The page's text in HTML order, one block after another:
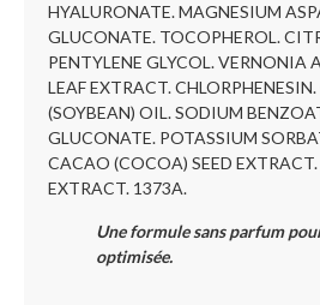
HYALURONATE. MAGNESIUM
GLUCONATE. TOCOPHEROL.
PENTYLENE GLYCOL. VERNONIA
LEAF EXTRACT.
(SOYBEAN) OIL. SODIUM
GLUCONATE. POTASSIUM
CACAO (COCOA) SEED
EXTRACT. 1373A.
Une formule sans parfum
optimisée.